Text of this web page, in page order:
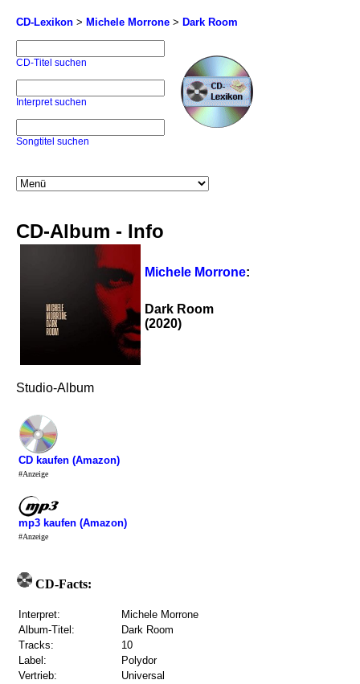
CD-Lexikon > Michele Morrone > Dark Room
CD-Titel suchen
Interpret suchen
Songtitel suchen
CD-Album - Info
Michele Morrone:
Dark Room
(2020)
Studio-Album
CD kaufen (Amazon)
#Anzeige
mp3 kaufen (Amazon)
#Anzeige
CD-Facts:
Interpret:
Michele Morrone
Album-Titel:
Dark Room
Tracks:
10
Label:
Polydor
Vertrieb:
Universal